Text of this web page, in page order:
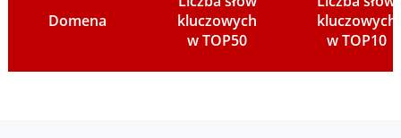
Domena
kluczowych
w TOP50
kluczowych
w TOP10